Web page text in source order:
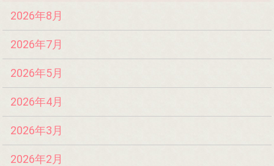
2026年8月
2026年7月
2026年5月
2026年4月
2026年3月
2026年2月